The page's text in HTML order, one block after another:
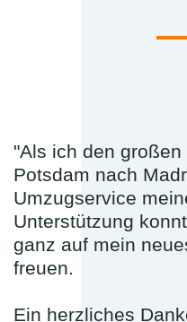
"Als ich den
Potsdam nach
Umzugservice
Unterstützung
ganz auf mein
freuen.
Ein herzliches